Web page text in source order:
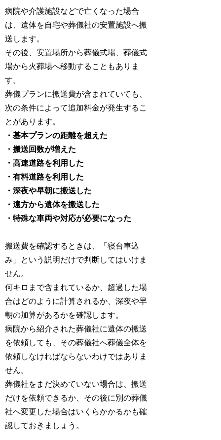
病院や介護施設などで亡くなった場合
は、遺体を自宅や葬儀社の安置施設へ搬
送します。
その後、安置場所から葬儀式場、葬儀式
場から火葬場へ移動することもありま
す。
葬儀プランに搬送費が含まれていても、
次の条件によって追加料金が発生するこ
とがあります。
・基本プランの距離を超えた
・搬送回数が増えた
・高速道路を利用した
・有料道路を利用した
・深夜や早朝に搬送した
・遠方から遺体を搬送した
・特殊な車両や対応が必要になった
搬送費を確認するときは、「寝台車込
み」という説明だけで判断してはいけま
せん。
何キロまで含まれているか、超過した場
合はどのように計算されるか、深夜や早
朝の加算があるかを確認します。
病院から紹介された葬儀社に遺体の搬送
を依頼しても、その葬儀社へ葬儀全体を
依頼しなければならないわけではありま
せん。
葬儀社をまだ決めていない場合は、搬送
だけを依頼できるか、その後に別の葬儀
社へ変更した場合はいくらかかるかも確
認しておきましょう。